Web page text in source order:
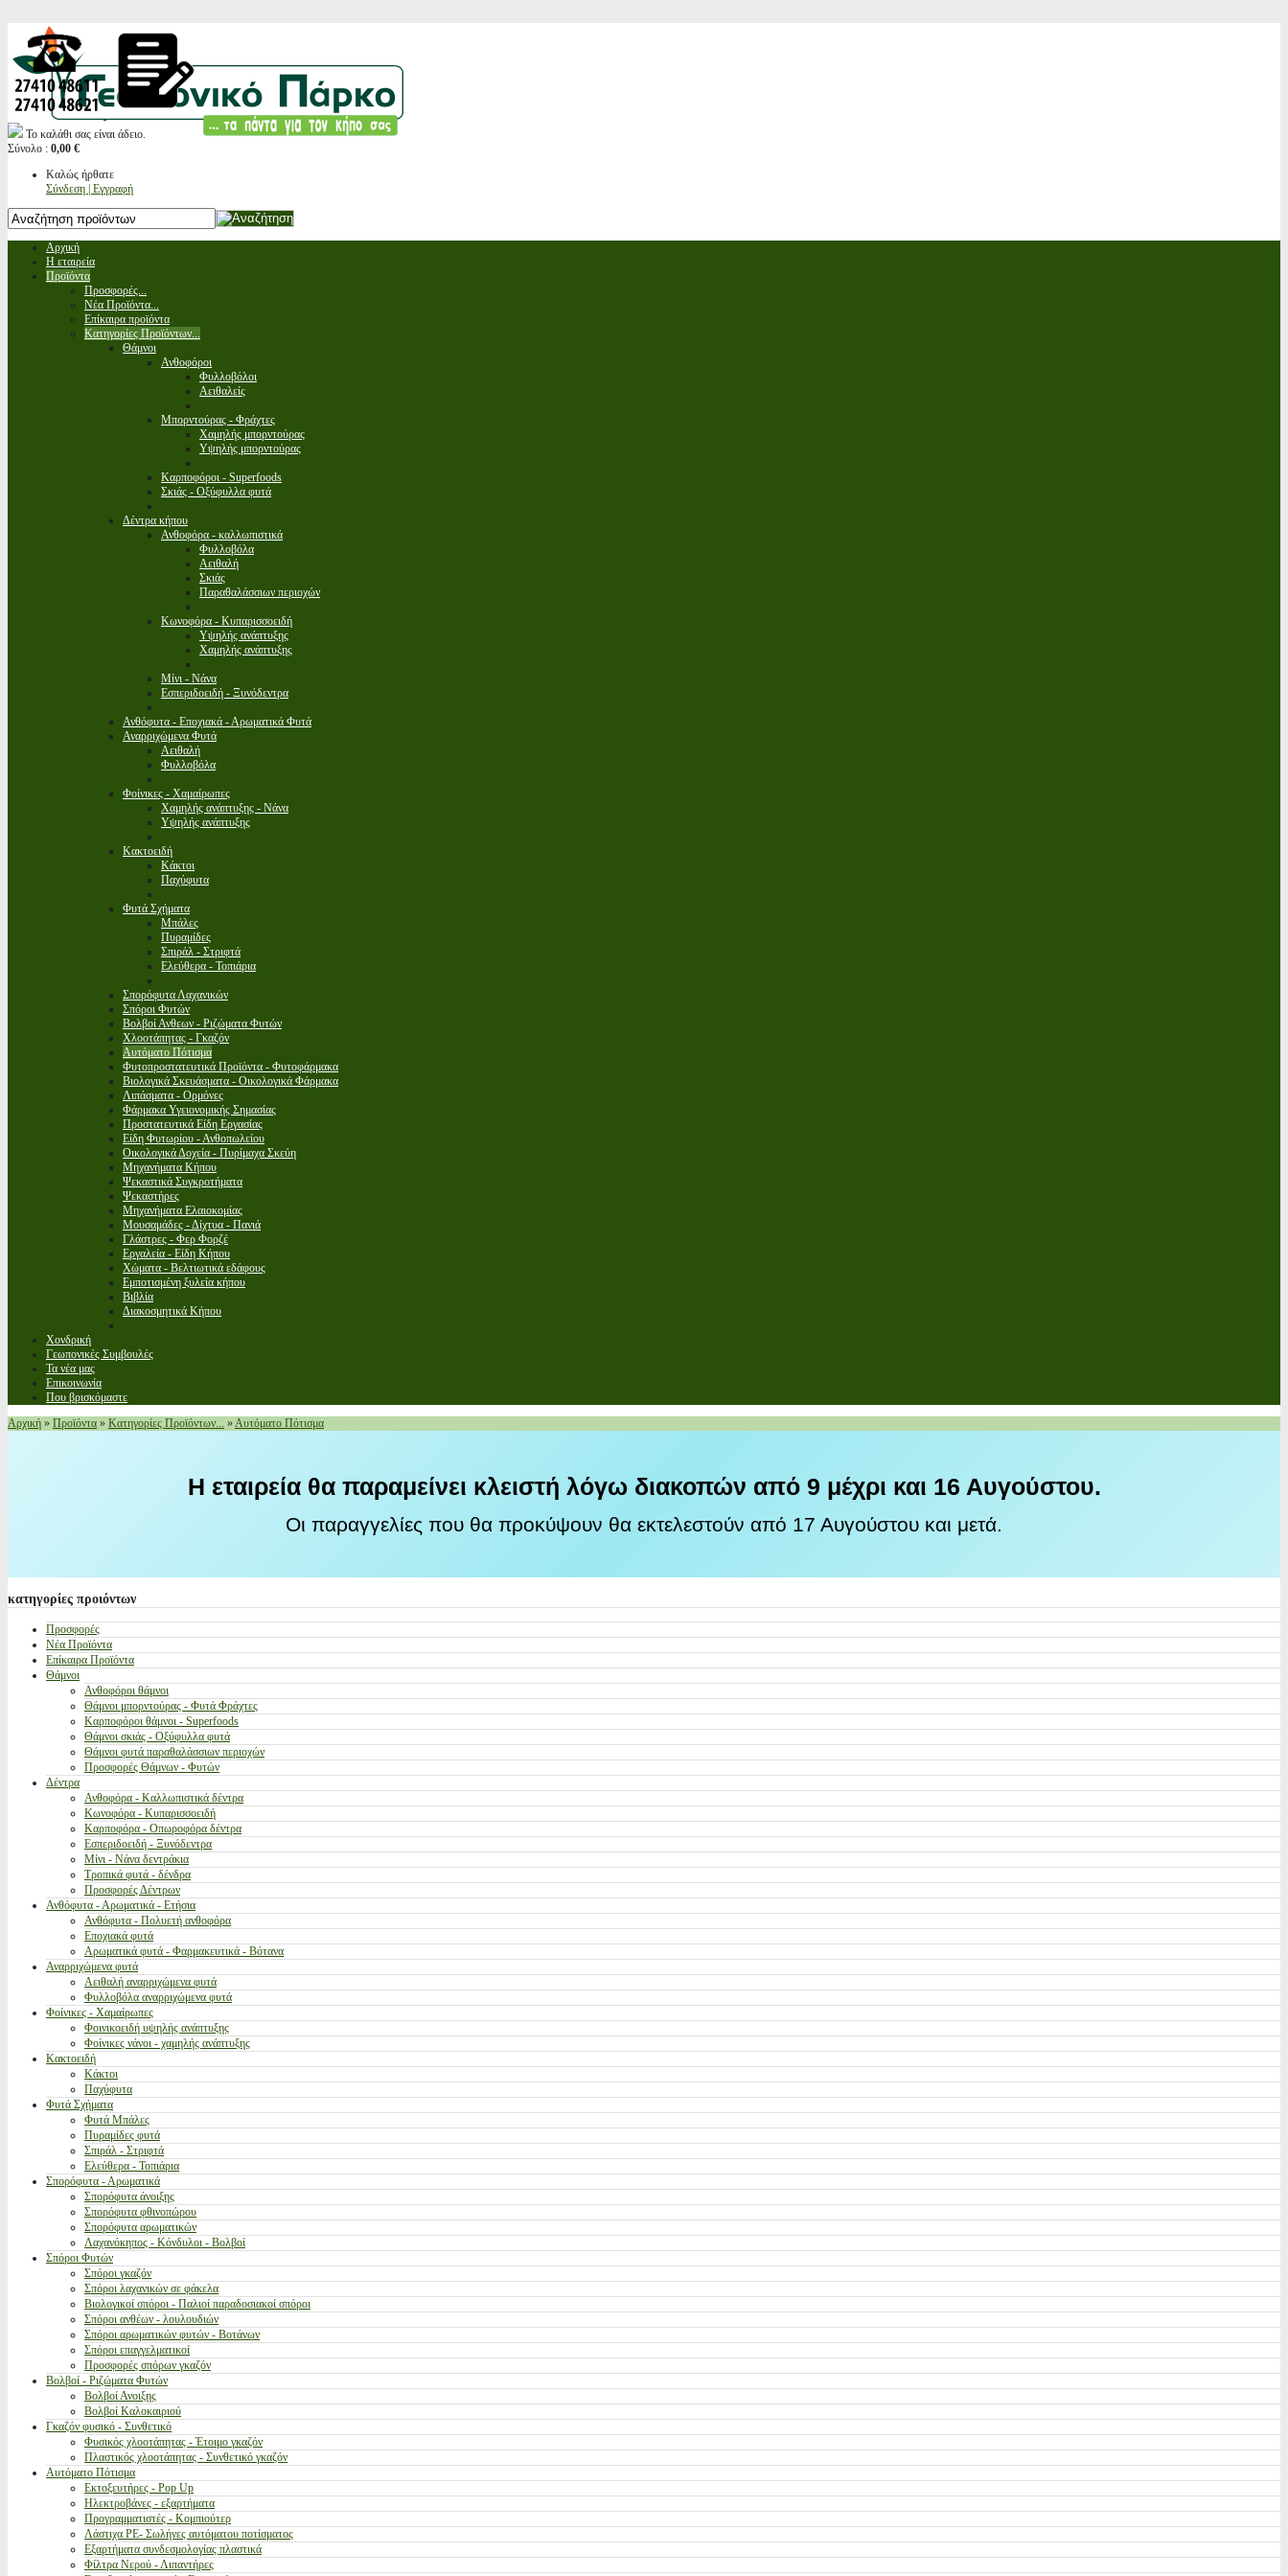
Το καλάθι σας είναι άδειο.
Σύνολο : 0,00 €
Καλώς ήρθατε
Σύνδεση | Εγγραφή
Αρχική
Η εταιρεία
Προϊόντα
Προσφορές...
Νέα Προϊόντα...
Επίκαιρα προϊόντα
Κατηγορίες Προϊόντων...
Θάμνοι
Ανθοφόροι
Φυλλοβόλοι
Αειθαλείς
Μπορντούρας - Φράχτες
Χαμηλής μπορντούρας
Υψηλής μπορντούρας
Καρποφόροι - Superfoods
Σκιάς - Οξύφυλλα φυτά
Δέντρα κήπου
Ανθοφόρα - καλλωπιστικά
Φυλλοβόλα
Αειθαλή
Σκιάς
Παραθαλάσσιων περιοχών
Κωνοφόρα - Κυπαρισσοειδή
Υψηλής ανάπτυξης
Χαμηλής ανάπτυξης
Μίνι - Νάνα
Εσπεριδοειδή - Ξυνόδεντρα
Ανθόφυτα - Εποχιακά - Αρωματικά Φυτά
Αναρριχώμενα Φυτά
Αειθαλή
Φυλλοβόλα
Φοίνικες - Χαμαίρωπες
Χαμηλής ανάπτυξης - Νάνα
Υψηλής ανάπτυξης
Κακτοειδή
Κάκτοι
Παχύφυτα
Φυτά Σχήματα
Μπάλες
Πυραμίδες
Σπιράλ - Στριφτά
Ελεύθερα - Τοπιάρια
Σπορόφυτα Λαχανικών
Σπόροι Φυτών
Βολβοί Ανθεων - Ριζώματα Φυτών
Χλοοτάπητας - Γκαζόν
Αυτόματο Πότισμα
Φυτοπροστατευτικά Προϊόντα - Φυτοφάρμακα
Βιολογικά Σκευάσματα - Οικολογικά Φάρμακα
Λιπάσματα - Ορμόνες
Φάρμακα Υγειονομικής Σημασίας
Προστατευτικά Είδη Εργασίας
Είδη Φυτωρίου - Ανθοπωλείου
Οικολογικά Δοχεία - Πυρίμαχα Σκεύη
Μηχανήματα Κήπου
Ψεκαστικά Συγκροτήματα
Ψεκαστήρες
Μηχανήματα Ελαιοκομίας
Μουσαμάδες - Δίχτυα - Πανιά
Γλάστρες - Φερ Φορζέ
Εργαλεία - Είδη Κήπου
Χώματα - Βελτιωτικά εδάφους
Εμποτισμένη ξυλεία κήπου
Βιβλία
Διακοσμητικά Κήπου
Χονδρική
Γεωπονικές Συμβουλές
Τα νέα μας
Επικοινωνία
Που βρισκόμαστε
Αρχική » Προϊόντα » Κατηγορίες Προϊόντων... »Αυτόματο Πότισμα
Η εταιρεία θα παραμείνει κλειστή λόγω διακοπών από 9 μέχρι και 16 Αυγούστου.
Οι παραγγελίες που θα προκύψουν θα εκτελεστούν από 17 Αυγούστου και μετά.
κατηγορίες προιόντων
Προσφορές
Νέα Προϊόντα
Επίκαιρα Προϊόντα
Θάμνοι
Ανθοφόροι θάμνοι
Θάμνοι μπορντούρας - Φυτά Φράχτες
Καρποφόροι θάμνοι - Superfoods
Θάμνοι σκιάς - Οξύφυλλα φυτά
Θάμνοι φυτά παραθαλάσσιων περιοχών
Προσφορές Θάμνων - Φυτών
Δέντρα
Ανθοφόρα - Καλλωπιστικά δέντρα
Κωνοφόρα - Κυπαρισσοειδή
Καρποφόρα - Οπωροφόρα δέντρα
Εσπεριδοειδή - Ξυνόδεντρα
Μίνι - Νάνα δεντράκια
Τροπικά φυτά - δένδρα
Προσφορές Δέντρων
Ανθόφυτα - Αρωματικά - Ετήσια
Ανθόφυτα - Πολυετή ανθοφόρα
Εποχιακά φυτά
Αρωματικά φυτά - Φαρμακευτικά - Βότανα
Αναρριχώμενα φυτά
Αειθαλή αναρριχώμενα φυτά
Φυλλοβόλα αναρριχώμενα φυτά
Φοίνικες - Χαμαίρωπες
Φοινικοειδή υψηλής ανάπτυξης
Φοίνικες νάνοι - χαμηλής ανάπτυξης
Κακτοειδή
Κάκτοι
Παχύφυτα
Φυτά Σχήματα
Φυτά Μπάλες
Πυραμίδες φυτά
Σπιράλ - Στριφτά
Ελεύθερα - Τοπιάρια
Σπορόφυτα - Αρωματικά
Σπορόφυτα άνοιξης
Σπορόφυτα φθινοπώρου
Σπορόφυτα αρωματικών
Λαχανόκηπος - Κόνδυλοι - Βολβοί
Σπόροι Φυτών
Σπόροι γκαζόν
Σπόροι λαχανικών σε φάκελα
Βιολογικοί σπόροι - Παλιοί παραδοσιακοί σπόροι
Σπόροι ανθέων - λουλουδιών
Σπόροι αρωματικών φυτών - Βοτάνων
Σπόροι επαγγελματικοί
Προσφορές σπόρων γκαζόν
Βολβοί - Ριζώματα Φυτών
Βολβοί Ανοιξης
Βολβοί Καλοκαιριού
Γκαζόν φυσικό - Συνθετικό
Φυσικός χλοοτάπητας - Έτοιμο γκαζόν
Πλαστικός χλοοτάπητας - Συνθετικό γκαζόν
Αυτόματο Πότισμα
Εκτοξευτήρες - Pop Up
Ηλεκτροβάνες - εξαρτήματα
Προγραμματιστές - Κομπιούτερ
Λάστιχα PE- Σωλήνες αυτόματου ποτίσματος
Εξαρτήματα συνδεσμολογίας πλαστικά
Φίλτρα Νερού - Λιπαντήρες